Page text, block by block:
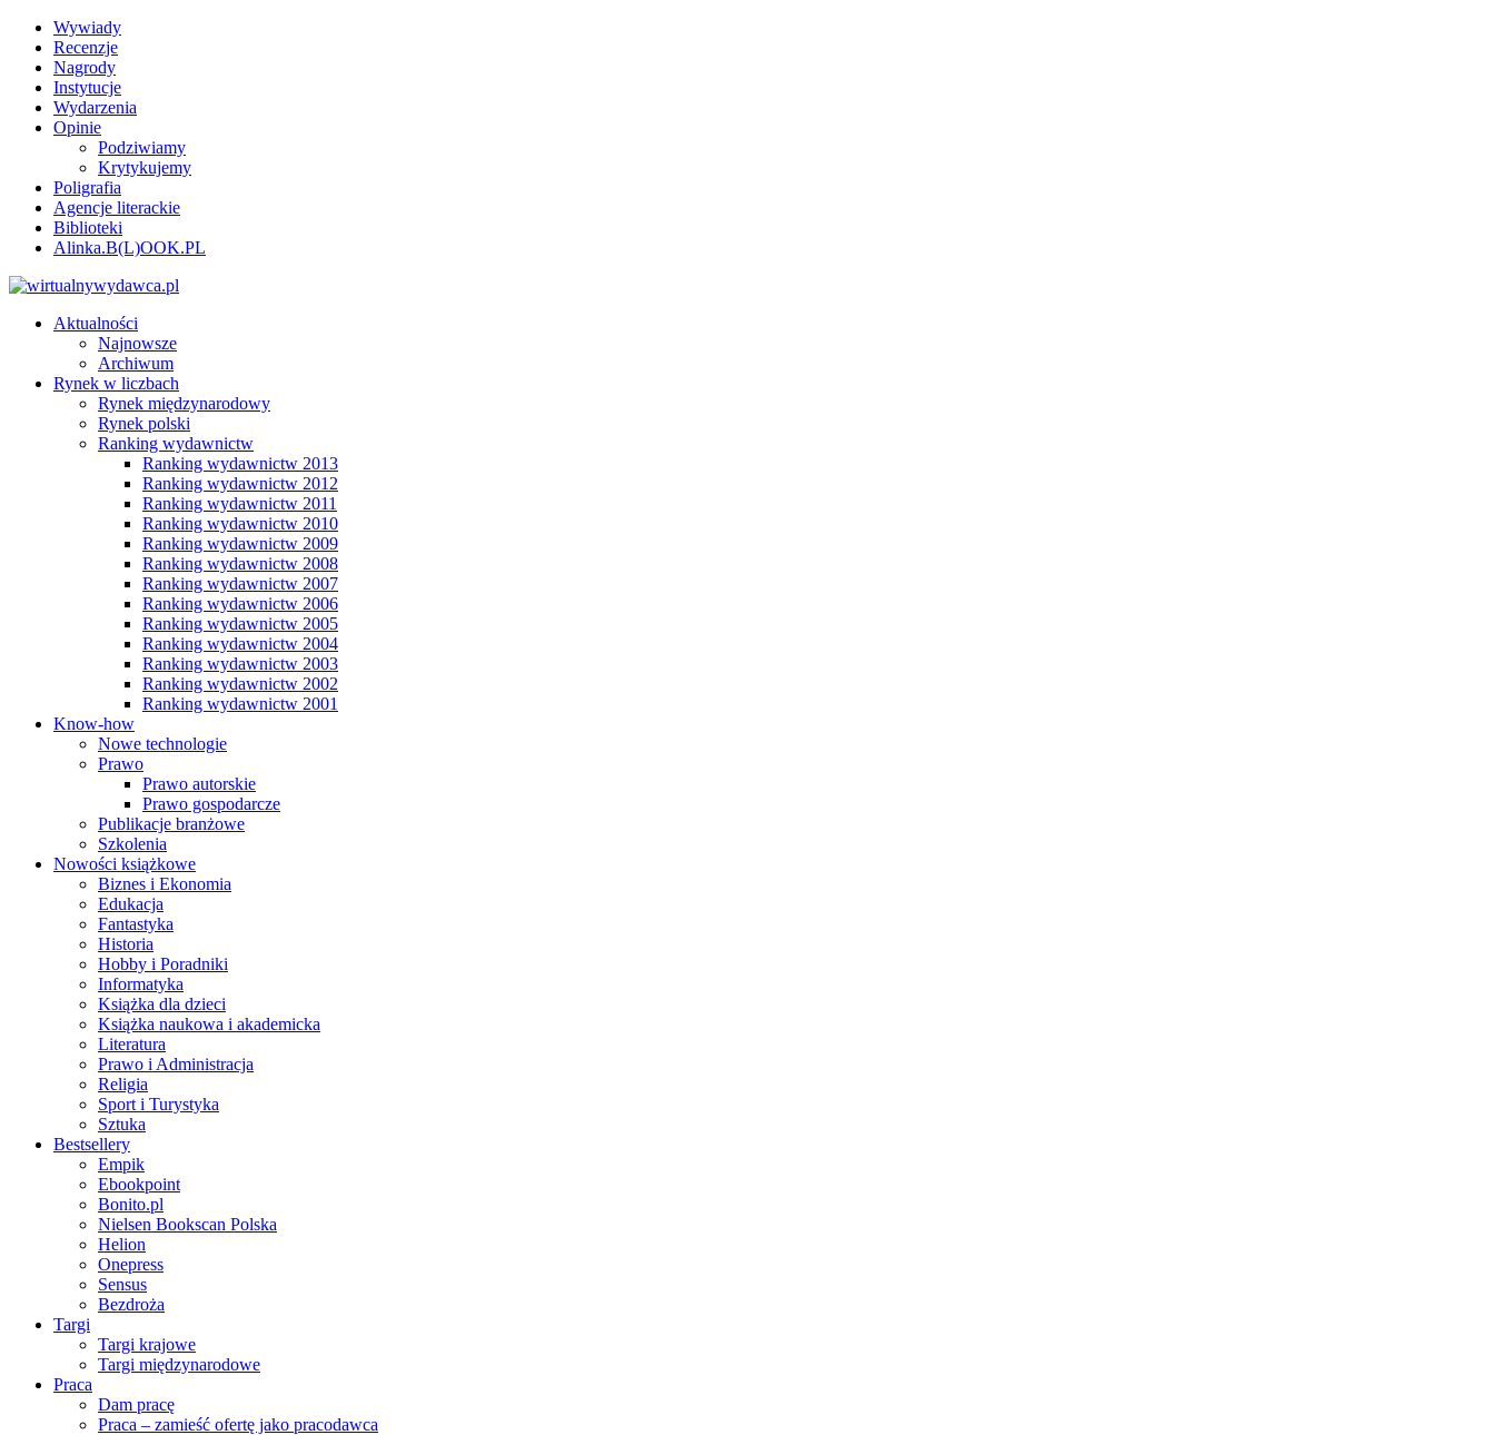
Wywiady
Recenzje
Nagrody
Instytucje
Wydarzenia
Opinie
Podziwiamy
Krytykujemy
Poligrafia
Agencje literackie
Biblioteki
Alinka.B(L)OOK.PL
Aktualności
Najnowsze
Archiwum
Rynek w liczbach
Rynek międzynarodowy
Rynek polski
Ranking wydawnictw
Ranking wydawnictw 2013
Ranking wydawnictw 2012
Ranking wydawnictw 2011
Ranking wydawnictw 2010
Ranking wydawnictw 2009
Ranking wydawnictw 2008
Ranking wydawnictw 2007
Ranking wydawnictw 2006
Ranking wydawnictw 2005
Ranking wydawnictw 2004
Ranking wydawnictw 2003
Ranking wydawnictw 2002
Ranking wydawnictw 2001
Know-how
Nowe technologie
Prawo
Prawo autorskie
Prawo gospodarcze
Publikacje branżowe
Szkolenia
Nowości książkowe
Biznes i Ekonomia
Edukacja
Fantastyka
Historia
Hobby i Poradniki
Informatyka
Książka dla dzieci
Książka naukowa i akademicka
Literatura
Prawo i Administracja
Religia
Sport i Turystyka
Sztuka
Bestsellery
Empik
Ebookpoint
Bonito.pl
Nielsen Bookscan Polska
Helion
Onepress
Sensus
Bezdroża
Targi
Targi krajowe
Targi międzynarodowe
Praca
Dam pracę
Praca – zamieść ofertę jako pracodawca